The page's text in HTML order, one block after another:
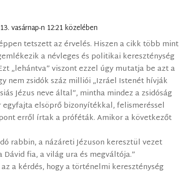
vasárnap-n 12:21 közelében
tetszett az érvelés. Hiszen a cikk több mint
a névleges és politikai kereszténység
„lehántva” viszont ezzel úgy mutatja be azt a
nem zsidók száz milliói „Izráel Istenét hívják
Jézus neve által”, mintha mindez a zsidóság
egyfajta elsöprő bizonyítékkal, felismeréssel
erről írtak a próféták. Amikor a következőt
rabbin, a názáreti Jézuson keresztül vezet
Dávid fia, a világ ura és megváltója.”
a kérdés, hogy a történelmi kereszténység